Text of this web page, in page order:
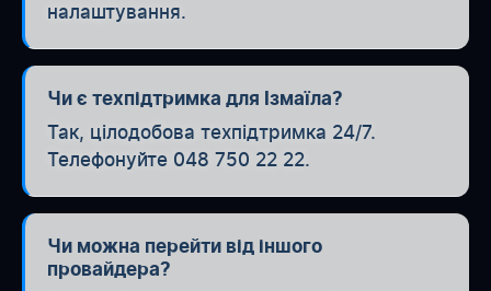
налаштування.
Чи є техпідтримка для Ізмаїла?
Так, цілодобова техпідтримка 24/7.
Телефонуйте 048 750 22 22.
Чи можна перейти від іншого
провайдера?